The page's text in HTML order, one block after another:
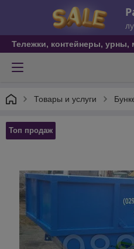
Тележки, контейнеры, урны,
Товары и услуги
Топ продаж